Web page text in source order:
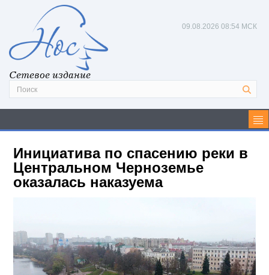
Сетевое издание
09.08.2026 08:54 МСК
Инициатива по спасению реки в
Центральном Черноземье
оказалась наказуема